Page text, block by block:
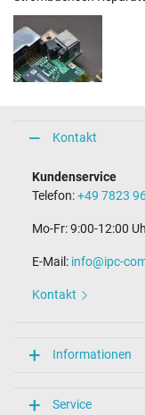
Kontakt
Kundenservice
Telefon:+49 7823
Mo-Fr: 9:00-12:00
E-Mail: info@ipc-
Kontakt
Informationen
Service